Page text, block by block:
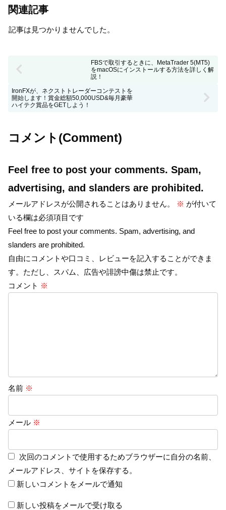
関連記事
記事は見つかりませんでした。
FBSで取引するときに、MetaTrader 5(MT5)
をmacOSにインストールする方法を詳しく解
説！
IronFXが、ネクストトレーダーコンテストを
開始します！賞金総額50,000USD&毎月豪華
ハイテク賞品をGETしよう！
コメント(Comment)
Feel free to post your comments. Spam,
advertising, and slanders are prohibited.
メールアドレスが公開されることはありません。 ※ が付いて
いる欄は必須項目です
Feel free to post your comments. Spam, advertising, and
slanders are prohibited.
自由にコメントや口コミ、レビューを記入することができま
す。ただし、スパム、広告や誹謗中傷は禁止です。
コメント ※
名前 ※
メール ※
次回のコメントで使用するためブラウザーに自分の名前、
メールアドレス、サイトを保存する。
新しいコメントをメールで通知
新しい投稿をメールで受け取る